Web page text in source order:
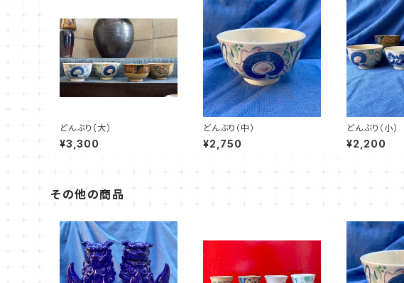
どんぶり（大）
¥3,300
どんぶり（中）
¥2,750
どんぶり（小）
¥2,200
その他の商品